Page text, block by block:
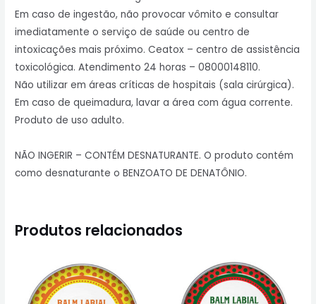
Em caso de ingestão, não provocar vômito e consultar
imediatamente o serviço de saúde ou centro de
intoxicações mais próximo. Ceatox – centro de assistência
toxicológica. Atendimento 24 horas – 08000148110.
Não utilizar em áreas críticas de hospitais (sala cirúrgica).
Em caso de queimadura, lavar a área com água corrente.
Produto de uso adulto.
NÃO INGERIR – CONTÉM DESNATURANTE. O produto contém
como desnaturante o BENZOATO DE DENATÔNIO.
Produtos relacionados